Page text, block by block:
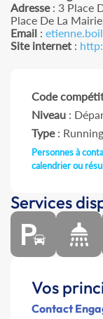
Adresse: 3 Place
Place De La
Email :
Site internet :
Code
Niveau :
Type:
Personnes à
calendrier ou
Services
Vos
Contact